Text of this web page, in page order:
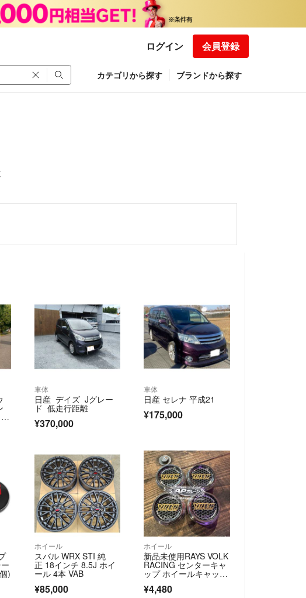
ログイン 会員登録
カテゴリから探す ブランドから探す
車体
日産 デイズ Jグレー
ド 低走行距離
¥370,000
車体
日産 セレナ 平成21
¥175,000
)
ホイール
スバル WRX STI 純
正 18インチ 8.5J ホイ
ール 4本 VAB
¥85,000
ホイール
新品未使用RAYS VOLK
RACING センターキャ
ップ ホイールキャッ
7 CE28 RE30
¥4,480